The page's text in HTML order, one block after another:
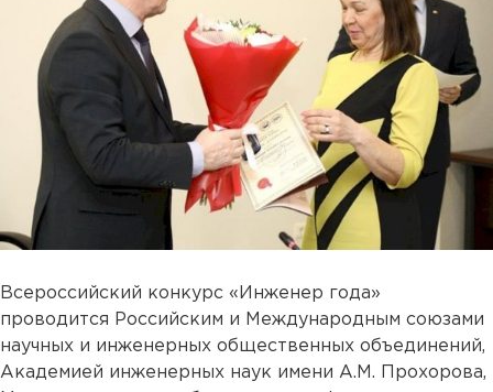
Всероссийский конкурс «Инженер года»
проводится Российским и Международным союзами
научных и инженерных общественных объединений,
Академией инженерных наук имени А.М. Прохорова,